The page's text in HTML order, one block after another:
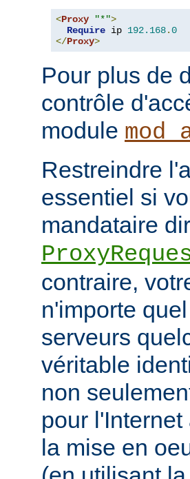
<Proxy "*">
Require ip 192.168.0
</Proxy>
Pour plus de
contrôle
module
Restreindre
essentiel si
mandataire
contraire,
n'importe
serveurs
véritable
non
pour
la mise en